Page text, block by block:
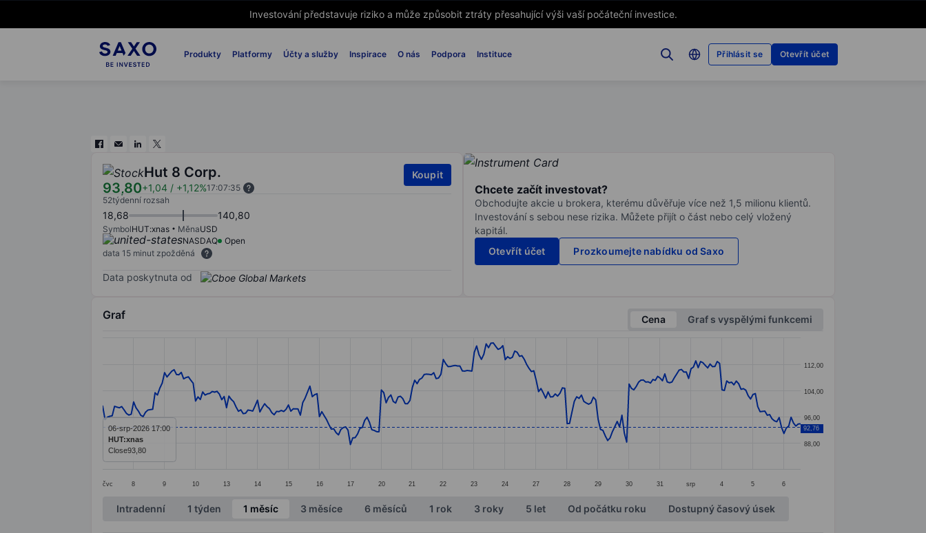
Investování představuje riziko a může způsobit ztráty přesahující výši vaší počáteční investice.
Produkty Platformy Účty a služby Inspirace O nás Podpora Instituce Přihlásit se Otevřít účet
Hut 8 Corp.
93,80+1,04 / +1,12%17:07:35
Koupit
52týdenní rozsah
18,68 140,80
SymbolHUT:xnas MěnaUSD
NASDAQ
Open
data 15 minut zpožděná
Data poskytnuta od
Chcete začít investovat?
Obchodujte akcie u brokera, kterému důvěřuje více než 1,5 milionu klientů.
Investování s sebou nese rizika. Můžete přijít o část nebo celý vložený
kapitál.
Otevřít účet
Prozkoumejte nabídku od Saxo
Graf Cena
Graf s vyspělými funkcemi
Line chart with 294 data points.
The chart has 1 X axis displaying categories.
The chart has 1 Y axis displaying values. Data ranges from 87.47 to 118.52.
čvc 8 9 10 13 14 15 16 17 20 21 22 23 24 27 28 29 30 31 srp 4 5 6
88,00
96,00
104,00
112,00
92,76
06-srp-2026 17:00
HUT:xnas
Close93,80
End of interactive chart.
Intradenní 1 týden 1 měsíc 3 měsíce 6 měsíců 1 rok 3 roky 5 let Od počátku roku Dostupný časový úsek